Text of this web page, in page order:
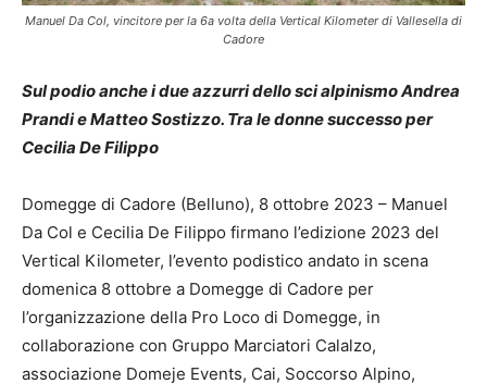
Manuel Da Col, vincitore per la 6a volta della Vertical Kilometer di Vallesella di
Cadore
Sul podio anche i due azzurri dello sci alpinismo Andrea
Prandi e Matteo Sostizzo. Tra le donne successo per
Cecilia De Filippo
Domegge di Cadore (Belluno), 8 ottobre 2023 – Manuel
Da Col e Cecilia De Filippo firmano l’edizione 2023 del
Vertical Kilometer, l’evento podistico andato in scena
domenica 8 ottobre a Domegge di Cadore per
l’organizzazione della Pro Loco di Domegge, in
collaborazione con Gruppo Marciatori Calalzo,
associazione Domeje Events, Cai, Soccorso Alpino,